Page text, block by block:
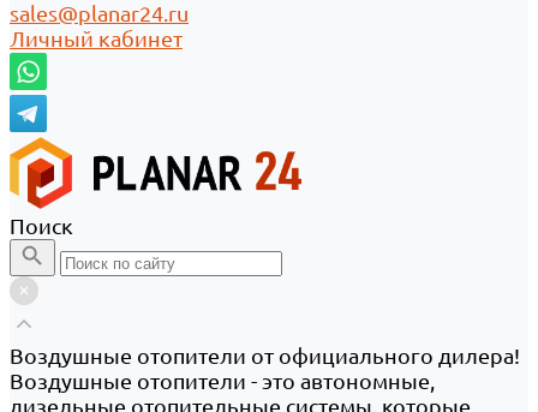
sales@planar24.ru
Личный кабинет
Поиск
Воздушные отопители от официального дилера!
Воздушные отопители - это автономные,
дизельные отопительные системы, которые